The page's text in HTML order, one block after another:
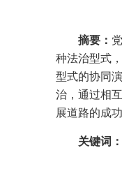
摘要：
种法治型式
型式的协同
治，通过相
展道路的成
关键词：